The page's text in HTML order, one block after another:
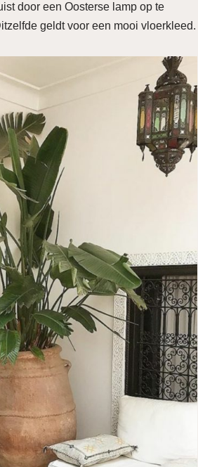
door een Oosterse lamp op te
geldt voor een mooi vloerkleed.